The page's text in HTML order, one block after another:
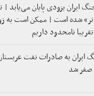
ایران بزودی پایان می‌یابد
شده است | ممکن است به
نامحدود داریم
به صادرات نفت
صفر شد